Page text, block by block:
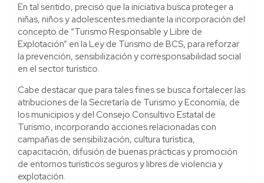
En tal sentido, precisó que la iniciativa busca proteger a
niñas, niños y adolescentes mediante la incorporación del
concepto de “Turismo Responsable y Libre de
Explotación” en la Ley de Turismo de BCS, para reforzar
la prevención, sensibilización y corresponsabilidad social
en el sector turístico.
Cabe destacar que para tales fines se busca fortalecer las
atribuciones de la Secretaría de Turismo y Economía, de
los municipios y del Consejo Consultivo Estatal de
Turismo, incorporando acciones relacionadas con
campañas de sensibilización, cultura turística,
capacitación, difusión de buenas prácticas y promoción
de entornos turísticos seguros y libres de violencia y
explotación.